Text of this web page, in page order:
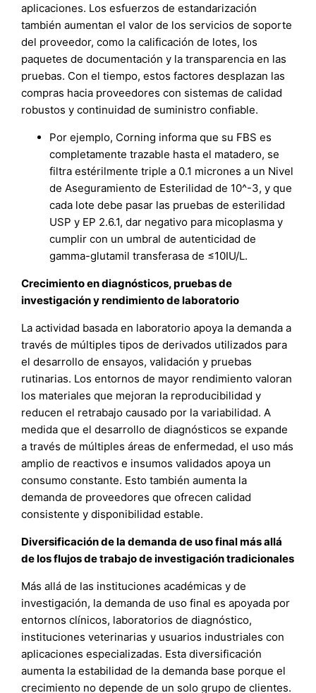
aplicaciones. Los esfuerzos de estandarización
también aumentan el valor de los servicios de soporte
del proveedor, como la calificación de lotes, los
paquetes de documentación y la transparencia en las
pruebas. Con el tiempo, estos factores desplazan las
compras hacia proveedores con sistemas de calidad
robustos y continuidad de suministro confiable.
Por ejemplo, Corning informa que su FBS es
completamente trazable hasta el matadero, se
filtra estérilmente triple a 0.1 micrones a un Nivel
de Aseguramiento de Esterilidad de 10^-3, y que
cada lote debe pasar las pruebas de esterilidad
USP y EP 2.6.1, dar negativo para micoplasma y
cumplir con un umbral de autenticidad de
gamma-glutamil transferasa de ≤10IU/L.
Crecimiento en diagnósticos, pruebas de
investigación y rendimiento de laboratorio
La actividad basada en laboratorio apoya la demanda a
través de múltiples tipos de derivados utilizados para
el desarrollo de ensayos, validación y pruebas
rutinarias. Los entornos de mayor rendimiento valoran
los materiales que mejoran la reproducibilidad y
reducen el retrabajo causado por la variabilidad. A
medida que el desarrollo de diagnósticos se expande
a través de múltiples áreas de enfermedad, el uso más
amplio de reactivos e insumos validados apoya un
consumo constante. Esto también aumenta la
demanda de proveedores que ofrecen calidad
consistente y disponibilidad estable.
Diversificación de la demanda de uso final más allá
de los flujos de trabajo de investigación tradicionales
Más allá de las instituciones académicas y de
investigación, la demanda de uso final es apoyada por
entornos clínicos, laboratorios de diagnóstico,
instituciones veterinarias y usuarios industriales con
aplicaciones especializadas. Esta diversificación
aumenta la estabilidad de la demanda base porque el
crecimiento no depende de un solo grupo de clientes.